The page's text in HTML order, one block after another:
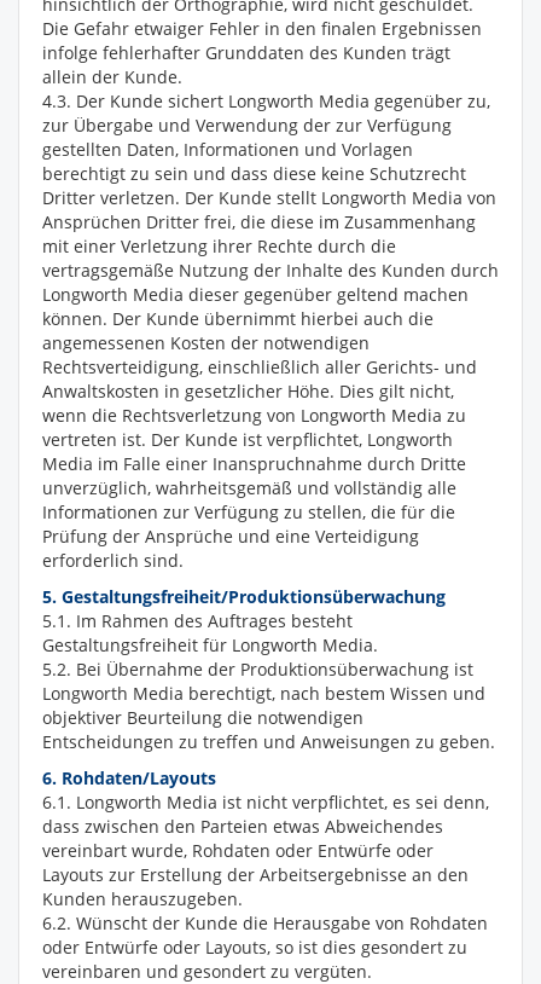
Die Gefahr etwaiger Fehler in den finalen Ergebnissen
infolge fehlerhafter Grunddaten des Kunden trägt
allein der Kunde.
4.3. Der Kunde sichert Longworth Media gegenüber zu,
zur Übergabe und Verwendung der zur Verfügung
gestellten Daten, Informationen und Vorlagen
berechtigt zu sein und dass diese keine Schutzrecht
Dritter verletzen. Der Kunde stellt Longworth Media von
Ansprüchen Dritter frei, die diese im Zusammenhang
mit einer Verletzung ihrer Rechte durch die
vertragsgemäße Nutzung der Inhalte des Kunden durch
Longworth Media dieser gegenüber geltend machen
können. Der Kunde übernimmt hierbei auch die
angemessenen Kosten der notwendigen
Rechtsverteidigung, einschließlich aller Gerichts- und
Anwaltskosten in gesetzlicher Höhe. Dies gilt nicht,
wenn die Rechtsverletzung von Longworth Media zu
vertreten ist. Der Kunde ist verpflichtet, Longworth
Media im Falle einer Inanspruchnahme durch Dritte
unverzüglich, wahrheitsgemäß und vollständig alle
Informationen zur Verfügung zu stellen, die für die
Prüfung der Ansprüche und eine Verteidigung
erforderlich sind.
5. Gestaltungsfreiheit/Produktionsüberwachung
5.1. Im Rahmen des Auftrages besteht
Gestaltungsfreiheit für Longworth Media.
5.2. Bei Übernahme der Produktionsüberwachung ist
Longworth Media berechtigt, nach bestem Wissen und
objektiver Beurteilung die notwendigen
Entscheidungen zu treffen und Anweisungen zu geben.
6. Rohdaten/Layouts
6.1. Longworth Media ist nicht verpflichtet, es sei denn,
dass zwischen den Parteien etwas Abweichendes
vereinbart wurde, Rohdaten oder Entwürfe oder
Layouts zur Erstellung der Arbeitsergebnisse an den
Kunden herauszugeben.
6.2. Wünscht der Kunde die Herausgabe von Rohdaten
oder Entwürfe oder Layouts, so ist dies gesondert zu
vereinbaren und gesondert zu vergüten.